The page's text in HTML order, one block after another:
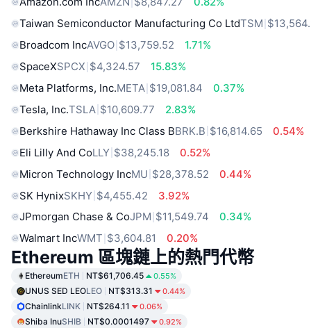
Taiwan Semiconductor Manufacturing Co LtdTSM
Broadcom IncAVGO $13,759.52
1.71%
SpaceXSPCX $4,324.57
15.83%
Meta Platforms, Inc.META $19,081.84
0.37%
Tesla, Inc.TSLA $10,609.77
2.83%
Berkshire Hathaway Inc Class BBRK.B $16,814.65
0.54%
Eli Lilly And CoLLY $38,245.18
0.52%
Micron Technology IncMU $28,378.52
0.44%
SK HynixSKHY $4,455.42
3.92%
JPmorgan Chase & CoJPM $11,549.74
0.34%
Walmart IncWMT $3,604.81 0.20%
Ethereum 區塊鏈上的熱門代幣
EthereumETH NT$61,706.45 0.55%
UNUS SED LEOLEO NT$313.31 0.44%
ChainlinkLINK NT$264.11 0.06%
Shiba InuSHIB NT$0.0001497 0.92%